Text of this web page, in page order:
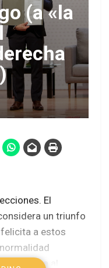
(a «la
El
un triunfo
a estos
al